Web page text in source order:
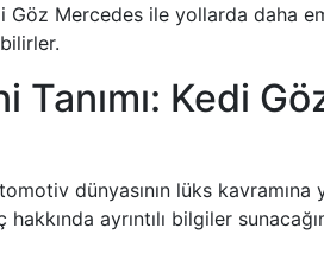
Göz Mercedes ile yollarda daha
Tanımı: Kedi
dünyasının lüks
ayrıntılı bilgiler